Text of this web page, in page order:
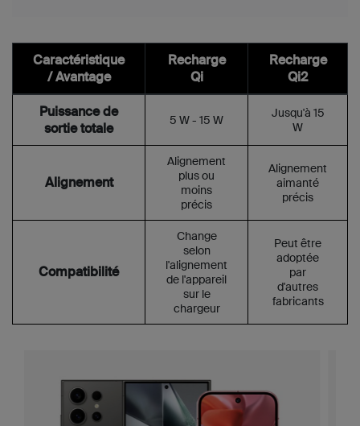
Caractéristique
/ Avantage
Recharge
Qi
Recharge
Qi2
Puissance de
sortie totale
5 W - 15 W
Jusqu'à 15
W
Alignement
Alignement
plus ou
moins
précis
Alignement
aimanté
précis
Compatibilité
Change
selon
l'alignement
de l'appareil
sur le
chargeur
Peut être
adoptée
par
d'autres
fabricants